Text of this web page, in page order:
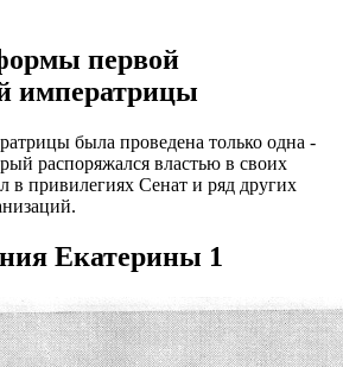
первой
императрицы
была проведена только одна -
распоряжался властью в своих
в привилегиях Сенат и ряд других
Екатерины 1